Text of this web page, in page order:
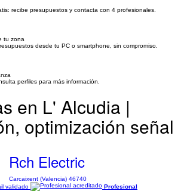
recibe presupuestos y contacta con 4 profesionales.
tu zona
desde tu PC o smartphone, sin compromiso.
perfiles para más información.
en L' Alcudia |
optimización señal
Rch Electric
Carcaixent (Valencia) 46740
validado
Profesional